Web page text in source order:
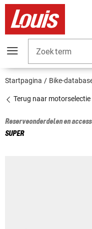
Zoekterm
Startpagina Bike-
Terug naar motorselectie
Reserveonderdelen en
SUPER